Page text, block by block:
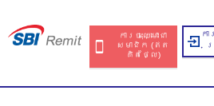
ការចុះឈ្មោះជា
សមាជិក​​ (ឥត​
គិត​ថ្លៃ​)
ក